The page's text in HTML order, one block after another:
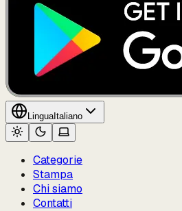
Lingua Italiano
Categorie
Stampa
Chi siamo
Contatti